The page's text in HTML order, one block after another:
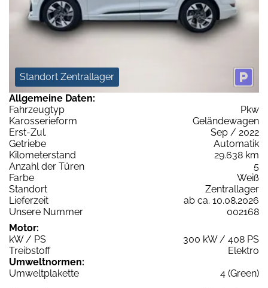
Standort Zentrallager
Allgemeine Daten:
Fahrzeugtyp
Pkw
Karosserieform
Geländewagen
Erst-Zul.
Sep / 2022
Getriebe
Automatik
Kilometerstand
29.638 km
Anzahl der Türen
5
Farbe
Weiß
Standort
Zentrallager
Lieferzeit
ab ca. 10.08.2026
Unsere Nummer
002168
Motor:
kW / PS
300 kW / 408 PS
Treibstoff
Elektro
Umweltnormen:
Umweltplakette
4 (Green)